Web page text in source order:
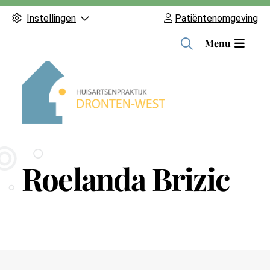
Instellingen Patiëntenomgeving
H
u
Menu
Roelanda Brizic